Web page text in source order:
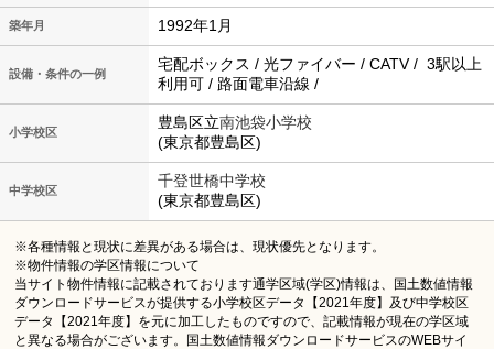
築年月 1992年1月
設備・条件の一例
宅配ボックス / 光ファイバー / CATV / 3駅以上
利用可 / 路面電車沿線 /
小学校区
豊島区立南池袋小学校
(東京都豊島区)
中学校区
千登世橋中学校
(東京都豊島区)
※各種情報と現状に差異がある場合は、現状優先となります。
※物件情報の学区情報について
当サイト物件情報に記載されております通学区域(学区)情報は、国土数値情報
ダウンロードサービスが提供する小学校区データ【2021年度】及び中学校区
データ【2021年度】を元に加工したものですので、記載情報が現在の学区域
と異なる場合がございます。国土数値情報ダウンロードサービスのWEBサイ